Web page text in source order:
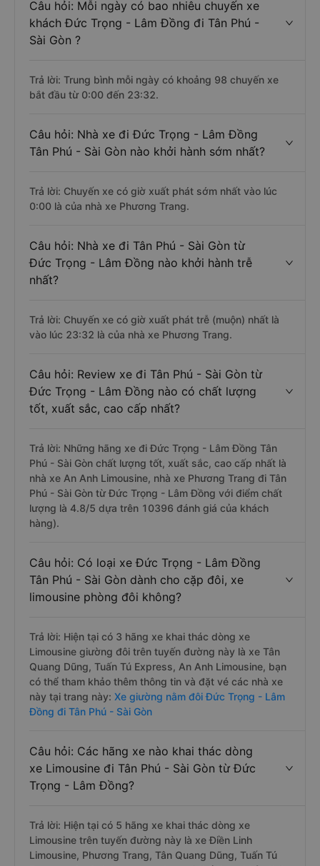
Câu hỏi: Mỗi ngày có bao nhiêu chuyến xe
khách Đức Trọng - Lâm Đồng đi Tân Phú -
Sài Gòn ?
Trả lời: Trung bình mỗi ngày có khoảng 98 chuyến xe
bắt đầu từ 0:00 đến 23:32.
Câu hỏi: Nhà xe đi Đức Trọng - Lâm Đồng
Tân Phú - Sài Gòn nào khởi hành sớm nhất?
Trả lời: Chuyến xe có giờ xuất phát sớm nhất vào lúc
0:00 là của nhà xe Phương Trang.
Câu hỏi: Nhà xe đi Tân Phú - Sài Gòn từ
Đức Trọng - Lâm Đồng nào khởi hành trễ
nhất?
Trả lời: Chuyến xe có giờ xuất phát trễ (muộn) nhất là
vào lúc 23:32 là của nhà xe Phương Trang.
Câu hỏi: Review xe đi Tân Phú - Sài Gòn từ
Đức Trọng - Lâm Đồng nào có chất lượng
tốt, xuất sắc, cao cấp nhất?
Trả lời: Những hãng xe đi Đức Trọng - Lâm Đồng Tân
Phú - Sài Gòn chất lượng tốt, xuất sắc, cao cấp nhất là
nhà xe An Anh Limousine, nhà xe Phương Trang đi Tân
Phú - Sài Gòn từ Đức Trọng - Lâm Đồng với điểm chất
lượng là 4.8/5 dựa trên 10396 đánh giá của khách
hàng).
Câu hỏi: Có loại xe Đức Trọng - Lâm Đồng
Tân Phú - Sài Gòn dành cho cặp đôi, xe
limousine phòng đôi không?
Trả lời: Hiện tại có 3 hãng xe khai thác dòng xe
Limousine giường đôi trên tuyến đường này là xe Tân
Quang Dũng, Tuấn Tú Express, An Anh Limousine, bạn
có thể tham khảo thêm thông tin và đặt vé các nhà xe
này tại trang này: Xe giường nằm đôi Đức Trọng - Lâm
Đồng đi Tân Phú - Sài Gòn
Câu hỏi: Các hãng xe nào khai thác dòng
xe Limousine đi Tân Phú - Sài Gòn từ Đức
Trọng - Lâm Đồng?
Trả lời: Hiện tại có 5 hãng xe khai thác dòng xe
Limousine trên tuyến đường này là xe Điền Linh
Limousine, Phương Trang, Tân Quang Dũng, Tuấn Tú